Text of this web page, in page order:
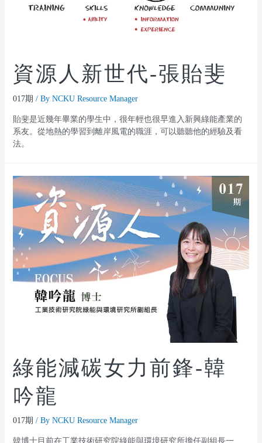
資源人新世代-張貽斐
017期 / By NCKU Resource Manager
貽斐是近幾年畢業的學生中，很年輕也很早進入新興綠能產業的
系友。從地熱的學習到離岸風電的職涯，可以聽聽他的經驗及看
法。
綠能減碳女力前鋒-韓
吟龍
017期 / By NCKU Resource Manager